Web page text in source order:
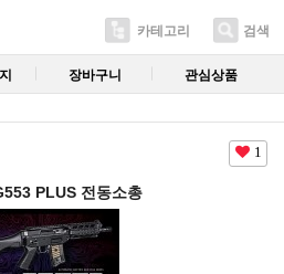
카테고리 검색
장바구니 관심상품
1
PLUS 전동소총